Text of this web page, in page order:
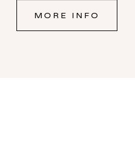
MORE INFO